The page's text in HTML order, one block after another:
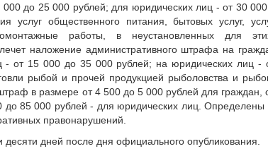
до 25 000 рублей; для юридических лиц - от 30
услуг общественного питания, бытовых услуг,
работы, в неустановленных для
наложение административного штрафа на
- от 15 000 до 35 000 рублей; на юридических лиц
рыбой и прочей продукцией рыболовства и
в размере от 4 500 до 5 000 рублей для граждан,
до 85 000 рублей - для юридических лиц.
правонарушений.
десяти дней после дня официального опубликования.